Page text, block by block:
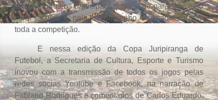
Vasco. Todos os participantes estão de parabéns pelo
nível técnico e pelo desempenho mostrado durante
toda a competição.
E nessa edição da Copa Juripiranga de
Futebol, a Secretaria de Cultura, Esporte e Turismo
inovou com a transmissão de todos os jogos pelas
redes socias Youtube e Facebook, na narração de
Fabiano Rodrigues e comentários de Carlos Eduardo.